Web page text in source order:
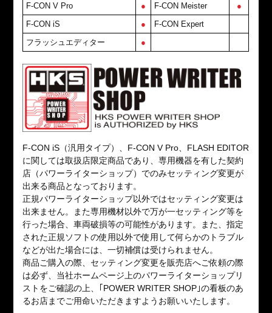
F-CON V Pro ● F-CON Meister
●
F-CON iS
●
F-CON Expert
フラッシュエディター
●
F-CON iS（汎用タイプ）、F-CON V Pro、FLASH EDITOR
に関しては取扱店限定商品であり、専用機器を有した契約
店（パワーライターショップ）でのみセッティング変更が
出来る商品となっております。
正規パワーライターショップ以外ではセッティング変更は
出来ません。また専用機材以外で万が一セッティング等を
行った場合、車両破損等の可能性があります。また、指定
された正規ソフトの使用以外で使用して何らかのトラブル
などが出た場合には、一切補償は受けられません。
商品ご購入の際、セッティング変更を販売店へご依頼の際
は必ず、当社ホームページ上のパワーライターショップリ
ストをご確認の上、｢POWER WRITER SHOP｣の看板のあ
るお店までご用命いただきますようお願いいたします。